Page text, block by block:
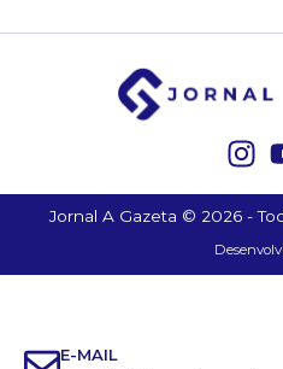
Jornal A Gazeta © 2026 -
E-MAIL